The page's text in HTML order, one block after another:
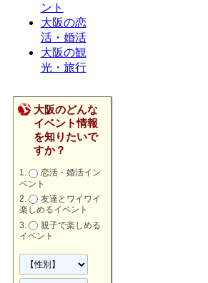
ント
大阪の恋
活・婚活
大阪の観
光・旅行
大阪のどんな
イベント情報
を知りたいで
すか？
恋活・婚活イン
ベント
友達とワイワイ
楽しめるイベント
親子で楽しめる
イベント